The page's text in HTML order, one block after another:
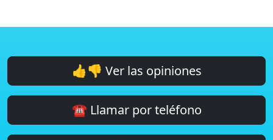
👍👎 Ver las opiniones
☎️ Llamar por teléfono